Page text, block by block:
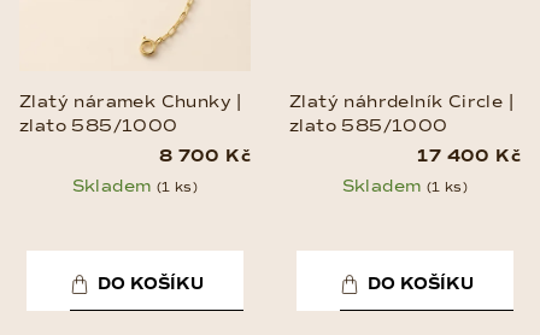
Zlatý náramek Chunky |
zlato 585/1000
8 700 Kč
Skladem (1 ks)
DO KOŠÍKU
Zlatý náhrdelník Circle |
zlato 585/1000
17 400 Kč
Skladem (1 ks)
DO KOŠÍKU